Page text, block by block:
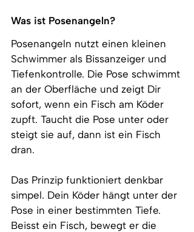
Was ist Posenangeln?
Posenangeln nutzt einen kleinen
Schwimmer als Bissanzeiger und
Tiefenkontrolle. Die Pose schwimmt
an der Oberfläche und zeigt Dir
sofort, wenn ein Fisch am Köder
zupft. Taucht die Pose unter oder
steigt sie auf, dann ist ein Fisch
dran.
Das Prinzip funktioniert denkbar
simpel. Dein Köder hängt unter der
Pose in einer bestimmten Tiefe.
Beisst ein Fisch, bewegt er die